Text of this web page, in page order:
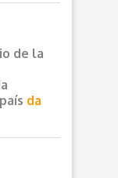
de la
da